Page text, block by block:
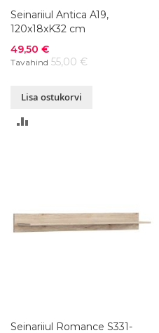
Seinariiul Antica A19,
120x18xK32 cm
Soodushind
49,50 €
Tavahind 55,00 €
Lisa ostukorvi
Seinariiul Romance S331-